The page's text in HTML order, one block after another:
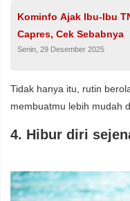
Kominfo Ajak Ibu-Ibu
Capres, Cek Sebabnya
Senin, 29 Desember 2025
Tidak hanya itu, rutin
membuatmu lebih mudah
4. Hibur diri